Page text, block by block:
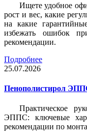
Ищете удобное
рост и вес, какие
на какие
избежать ошибок
рекомендации.
Подробнее
25.07.2026
Пенополистирол
Практическое
ЭППС: ключевые
рекомендации по